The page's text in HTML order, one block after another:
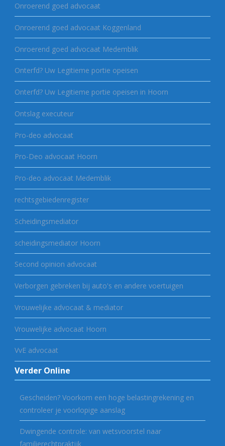
Onroerend goed advocaat
Onroerend goed advocaat Koggenland
Onroerend goed advocaat Medemblik
Onterfd? Uw Legitieme portie opeisen
Onterfd? Uw Legitieme portie opeisen in Hoorn
Ontslag executeur
Pro-deo advocaat
Pro-Deo advocaat Hoorn
Pro-deo advocaat Medemblik
rechtsgebiedenregister
Scheidingsmediator
scheidingsmediator Hoorn
Second opinion advocaat
Verborgen gebreken bij auto's en andere voertuigen
Vrouwelijke advocaat & mediator
Vrouwelijke advocaat Hoorn
VvE advocaat
Verder Online
Gescheiden? Voorkom een hoge belastingrekening en
controleer je voorlopige aanslag
Dwingende controle: van wetsvoorstel naar
familierechtpraktijk